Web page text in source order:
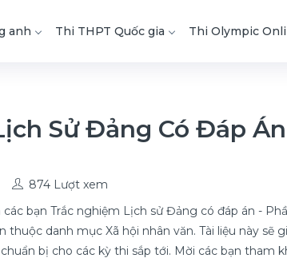
anh Thi THPT Quốc gia Thi Olympic
Sử Đảng Có Đáp
874 Lượt xem
bạn Trắc nghiệm Lịch sử Đảng có đáp án -
danh mục Xã hội nhân văn. Tài liệu này sẽ
bị cho các kỳ thi sắp tới. Mời các bạn tham